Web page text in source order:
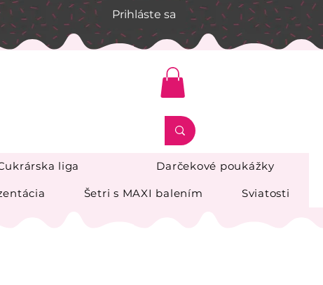
Prihláste sa
liga Darčekové poukážky
Šetri s MAXI balením Sviatosti